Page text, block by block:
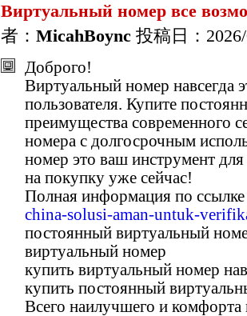
Виртуальный номер все
者： MicahBoync 投稿日：
Доброго!
Виртуальный номер навсегда
пользователя. Купите
преимущества современного
номера с долгосрочным
номер это ваш инструмент
на покупку уже сейчас!
Полная информация по
china-solusi-aman-untuk-
постоянный виртуальный
виртуальный номер
купить виртуальный номер
купить постоянный
Всего наилучшего и